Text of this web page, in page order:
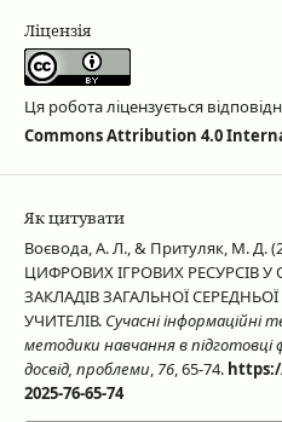
Ліцензія
Ця робота ліцензується
Commons Attribution 4.0
Як цитувати
Воєвода, А. Л., & Притуляк, М. Д.
ЦИФРОВИХ ІГРОВИХ РЕСУРСІВ
ЗАКЛАДІВ ЗАГАЛЬНОЇ
УЧИТЕЛІВ. Сучасні інформаційні
методики навчання в підготовці
досвід, проблеми, 76, 65-74.
2025-76-65-74